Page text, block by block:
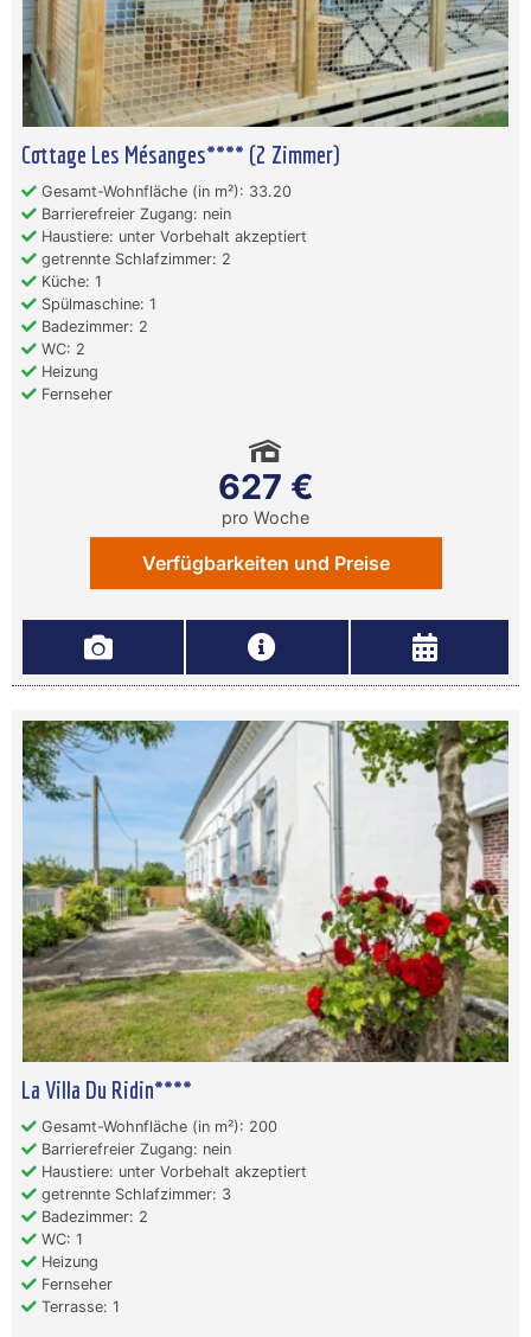
Cottage Les Mésanges**** (2 Zimmer)
Gesamt-Wohnfläche (in m²): 33.20
Barrierefreier Zugang: nein
Haustiere: unter Vorbehalt akzeptiert
getrennte Schlafzimmer: 2
Küche: 1
Spülmaschine: 1
Badezimmer: 2
WC: 2
Heizung
Fernseher
627 €
pro Woche
Verfügbarkeiten und Preise
La Villa Du Ridin****
Gesamt-Wohnfläche (in m²): 200
Barrierefreier Zugang: nein
Haustiere: unter Vorbehalt akzeptiert
getrennte Schlafzimmer: 3
Badezimmer: 2
WC: 1
Heizung
Fernseher
Terrasse: 1